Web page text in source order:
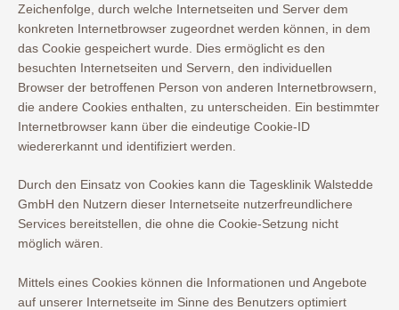
Zeichenfolge, durch welche Internetseiten und Server dem
konkreten Internetbrowser zugeordnet werden können, in dem
das Cookie gespeichert wurde. Dies ermöglicht es den
besuchten Internetseiten und Servern, den individuellen
Browser der betroffenen Person von anderen Internetbrowsern,
die andere Cookies enthalten, zu unterscheiden. Ein bestimmter
Internetbrowser kann über die eindeutige Cookie-ID
wiedererkannt und identifiziert werden.
Durch den Einsatz von Cookies kann die Tagesklinik Walstedde
GmbH den Nutzern dieser Internetseite nutzerfreundlichere
Services bereitstellen, die ohne die Cookie-Setzung nicht
möglich wären.
Mittels eines Cookies können die Informationen und Angebote
auf unserer Internetseite im Sinne des Benutzers optimiert